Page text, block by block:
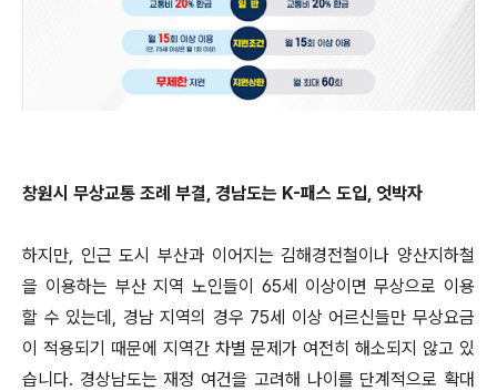
창원시 무상교통 조례 부결, 경남도는 K-패스 도입, 엇박자
하지만, 인근 도시 부산과 이어지는 김해경전철이나 양산지하철
을 이용하는 부산 지역 노인들이 65세 이상이면 무상으로 이용
할 수 있는데, 경남 지역의 경우 75세 이상 어르신들만 무상요금
이 적용되기 때문에 지역간 차별 문제가 여전히 해소되지 않고 있
습니다. 경상남도는 재정 여건을 고려해 나이를 단계적으로 확대